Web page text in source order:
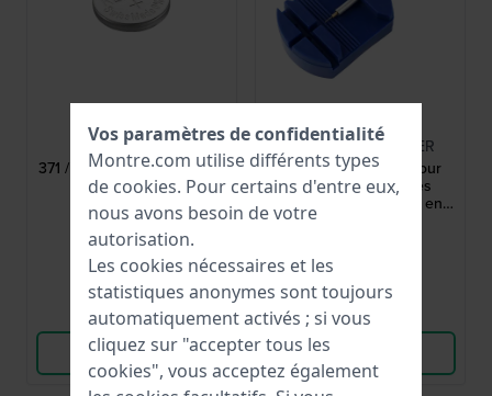
R371
371 / SR920SW / SG6 / AG6
5,00 €
● En stock
Comparer
Voir les produits
HWG
TOOL-LINKREMOVER
Link remover Outil pour
enlever les liens des
bracelets en métal et en
● En stock
Comparer
Voir les produits
Vos paramètres de confidentialité
Montre.com utilise différents types
de cookies. Pour certains d'entre eux,
nous avons besoin de votre
autorisation.
Les cookies nécessaires et les
statistiques anonymes sont toujours
automatiquement activés ; si vous
cliquez sur "accepter tous les
cookies", vous acceptez également